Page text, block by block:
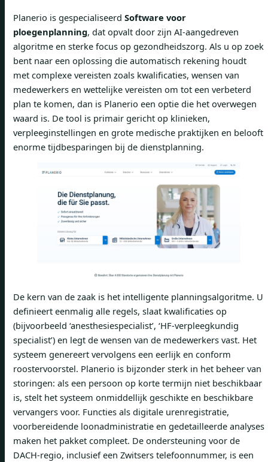
Planerio is gespecialiseerd Software voor
ploegenplanning, dat opvalt door zijn AI-aangedreven
algoritme en sterke focus op gezondheidszorg. Als u op zoek
bent naar een oplossing die automatisch rekening houdt
met complexe vereisten zoals kwalificaties, wensen van
medewerkers en wettelijke vereisten om tot een verbeterd
plan te komen, dan is Planerio een optie die het overwegen
waard is. De tool is primair gericht op klinieken,
verpleeginstellingen en grote medische praktijken en belooft
enorme tijdbesparingen bij de dienstplanning.
De kern van de zaak is het intelligente planningsalgoritme. U
definieert eenmalig alle regels, slaat kwalificaties op
(bijvoorbeeld ‘anesthesiespecialist’, ‘HF-verpleegkundig
specialist’) en legt de wensen van de medewerkers vast. Het
systeem genereert vervolgens een eerlijk en conform
roostervoorstel. Planerio is bijzonder sterk in het beheer van
storingen: als een persoon op korte termijn niet beschikbaar
is, stelt het systeem onmiddellijk geschikte en beschikbare
vervangers voor. Functies als digitale urenregistratie,
voorbereidende loonadministratie en gedetailleerde analyses
maken het pakket compleet. De ondersteuning voor de
DACH-regio, inclusief een Zwitsers telefoonnummer, is een